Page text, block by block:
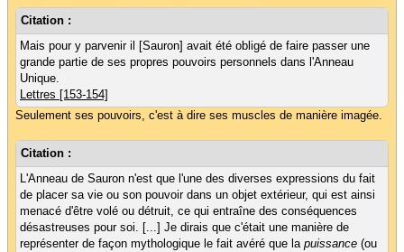
Citation :
Mais pour y parvenir il [Sauron] avait été obligé de faire passer une
grande partie de ses propres pouvoirs personnels dans l'Anneau
Unique.
Lettres [153-154]
Seulement ses pouvoirs, c'est à dire ses muscles de manière imagée.
Citation :
L'Anneau de Sauron n'est que l'une des diverses expressions du fait
de placer sa vie ou son pouvoir dans un objet extérieur, qui est ainsi
menacé d'être volé ou détruit, ce qui entraîne des conséquences
désastreuses pour soi. [...] Je dirais que c'était une manière de
représenter de façon mythologique le fait avéré que la puissance (ou